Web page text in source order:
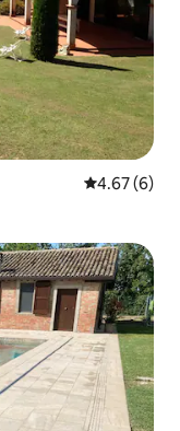
平均评分
4.67 (6)